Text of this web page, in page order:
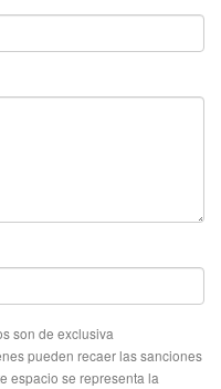
son de exclusiva
pueden recaer las sanciones
espacio se representa la